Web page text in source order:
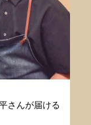
さんが届ける